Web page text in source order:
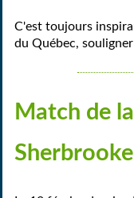
C'est toujours
du Québec,
Match de